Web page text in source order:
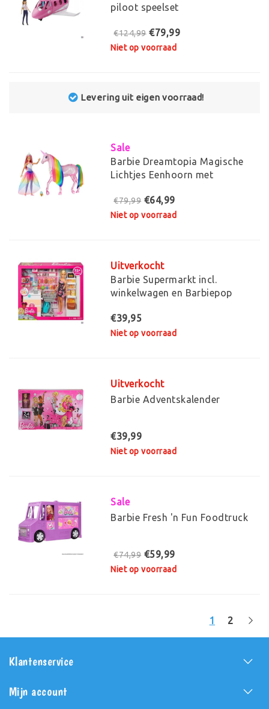
piloot speelset
€124,99 €79,99
Niet op voorraad
Levering uit eigen voorraad!
Sale
Barbie Dreamtopia Magische
Lichtjes Eenhoorn met
€79,99 €64,99
Niet op voorraad
Uitverkocht
Barbie Supermarkt incl.
winkelwagen en Barbiepop
€39,95
Niet op voorraad
Uitverkocht
Barbie Adventskalender
€39,99
Niet op voorraad
Sale
Barbie Fresh 'n Fun Foodtruck
€74,99 €59,99
Niet op voorraad
1 2
Klantenservice
Mijn account